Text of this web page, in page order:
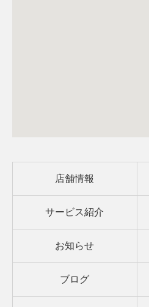
店舗情報
サービス紹介
お知らせ
ブログ